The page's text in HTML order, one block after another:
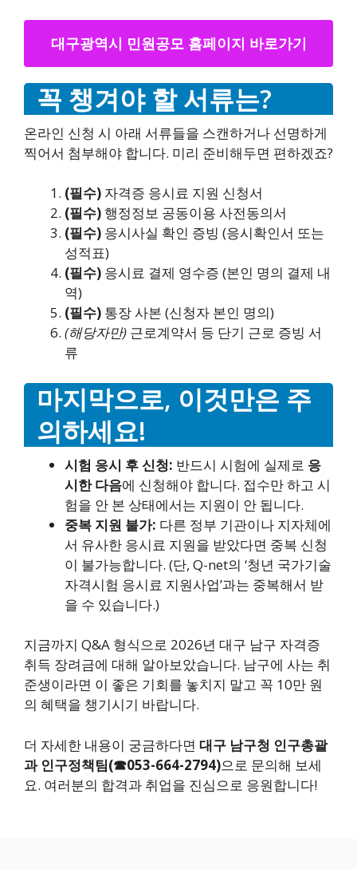
대구광역시 민원공모 홈페이지 바로가기
꼭 챙겨야 할 서류는?
온라인 신청 시 아래 서류들을 스캔하거나 선명하게
찍어서 첨부해야 합니다. 미리 준비해두면 편하겠죠?
(필수) 자격증 응시료 지원 신청서
(필수) 행정정보 공동이용 사전동의서
(필수) 응시사실 확인 증빙 (응시확인서 또는
성적표)
(필수) 응시료 결제 영수증 (본인 명의 결제 내
역)
(필수) 통장 사본 (신청자 본인 명의)
(해당자만) 근로계약서 등 단기 근로 증빙 서
류
마지막으로, 이것만은 주
의하세요!
시험 응시 후 신청: 반드시 시험에 실제로 응
시한 다음에 신청해야 합니다. 접수만 하고 시
험을 안 본 상태에서는 지원이 안 됩니다.
중복 지원 불가: 다른 정부 기관이나 지자체에
서 유사한 응시료 지원을 받았다면 중복 신청
이 불가능합니다. (단, Q-net의 ‘청년 국가기술
자격시험 응시료 지원사업’과는 중복해서 받
을 수 있습니다.)
지금까지 Q&A 형식으로 2026년 대구 남구 자격증
취득 장려금에 대해 알아보았습니다. 남구에 사는 취
준생이라면 이 좋은 기회를 놓치지 말고 꼭 10만 원
의 혜택을 챙기시기 바랍니다.
더 자세한 내용이 궁금하다면 대구 남구청 인구총괄
과 인구정책팀(☎053-664-2794)으로 문의해 보세
요. 여러분의 합격과 취업을 진심으로 응원합니다!